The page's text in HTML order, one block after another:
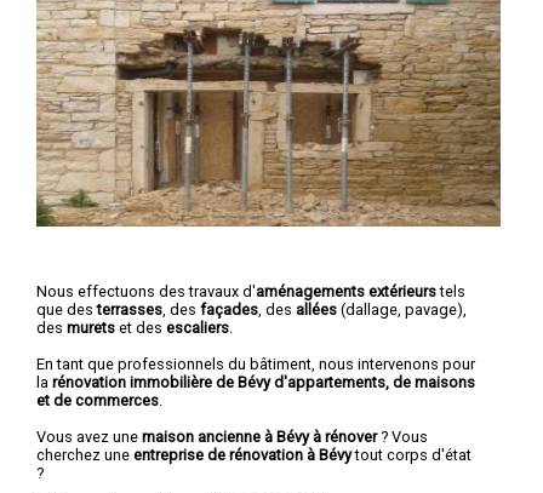
Nous effectuons des travaux d'aménagements extérieurstels
que desterrasses , des façades , des allées (dallage, pavage),
des murets et des escaliers
En tant que professionnels du bâtiment, nous intervenons pour
la rénovation immobilière de Bévy d'appartements, de maisons
et de commerces
Vous avez une maison ancienne à Bévy à rénover? Vous
cherchez une entreprise de rénovation à Bévytout corps d'état
?